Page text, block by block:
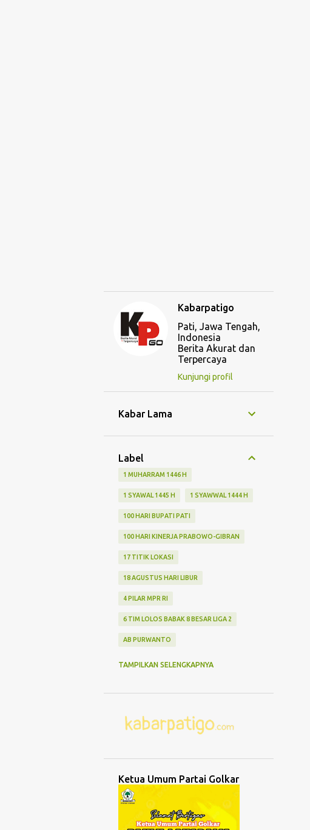
Kabarpatigo
Pati, Jawa Tengah,
Indonesia
Berita Akurat dan
Terpercaya
Kunjungi profil
Kabar Lama
Label
1 MUHARRAM 1446 H
1 SYAWAL 1445 H 1 SYAWWAL 1444 H
100 HARI BUPATI PATI
100 HARI KINERJA PRABOWO-GIBRAN
17 TITIK LOKASI
18 AGUSTUS HARI LIBUR
4 PILAR MPR RI
6 TIM LOLOS BABAK 8 BESAR LIGA 2
AB PURWANTO
ABURIZAL BAKRIE ACMU
AGRO WISATA MELON
AGUNG DANARTO AGUNG LAKSONO
AGUS EKO WIBOWO
TAMPILKAN SELENGKAPNYA
Ketua Umum Partai Golkar